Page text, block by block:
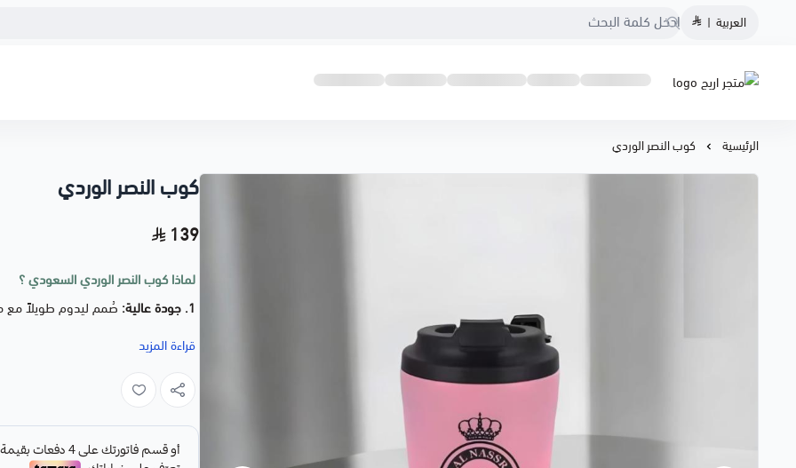
العربية |
متجر اريج
الرئيسية كوب النصر الوردي
كوب النصر الوردي
139
لماذا كوب النصر الوردي السعودي ؟
1. جودة عالية:
صُمم ليدوم طويلاً مع
3. تصميم مميز:
4. صديق للبيئة:
خالي من مادة BPA ويمكن إعادة استخدامه بسهولة.
قراءة المزيد